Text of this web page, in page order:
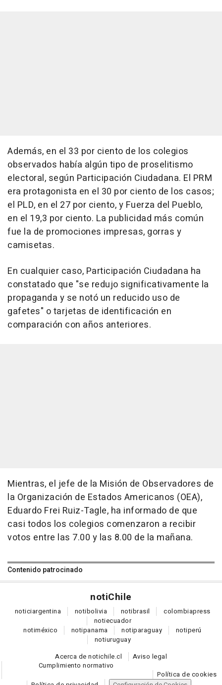
Además, en el 33 por ciento de los colegios
observados había algún tipo de proselitismo
electoral, según Participación Ciudadana. El PRM
era protagonista en el 30 por ciento de los casos;
el PLD, en el 27 por ciento, y Fuerza del Pueblo,
en el 19,3 por ciento. La publicidad más común
fue la de promociones impresas, gorras y
camisetas.
En cualquier caso, Participación Ciudadana ha
constatado que "se redujo significativamente la
propaganda y se notó un reducido uso de
gafetes" o tarjetas de identificación en
comparación con años anteriores.
Mientras, el jefe de la Misión de Observadores de
la Organización de Estados Americanos (OEA),
Eduardo Frei Ruiz-Tagle, ha informado de que
casi todos los colegios comenzaron a recibir
votos entre las 7.00 y las 8.00 de la mañana.
Contenido patrocinado
notiChile
noticiargentina notibolivia notibrasil colombiapress
notiecuador
notiméxico notipanama notiparaguay notiperú
notiuruguay
Acerca de notichile.cl
Aviso legal
Cumplimiento normativo
Política de cookies